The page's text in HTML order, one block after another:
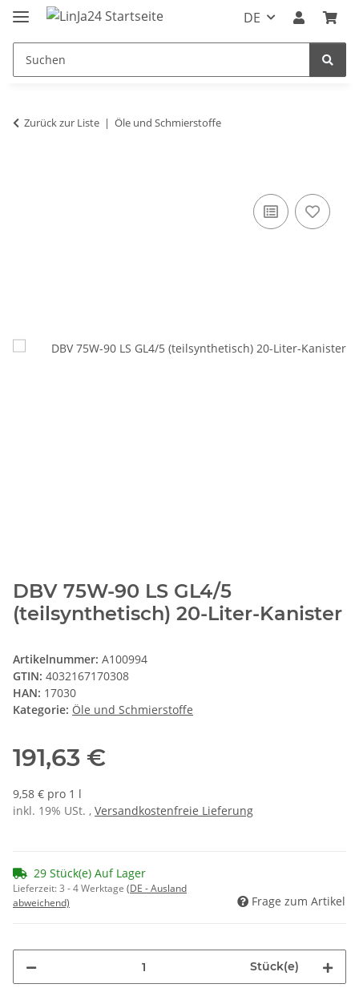
DE
Zurück zur Liste Öle und Schmierstoffe
DBV 75W-90 LS GL4/5
(teilsynthetisch) 20-Liter-Kanister
Artikelnummer: A100994
GTIN: 4032167170308
HAN: 17030
Kategorie: Öle und Schmierstoffe
191,63 €
9,58 € pro 1 l
inkl. 19% USt. , Versandkostenfreie Lieferung
29 Stück(e) Auf Lager
Lieferzeit:3 - 4 Werktage (DE - Ausland
abweichend)
Frage zum Artikel
Stück(e)